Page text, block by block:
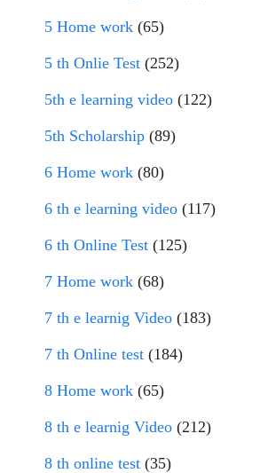
5 Home work (65)
5 th Onlie Test (252)
5th e learning video (122)
5th Scholarship (89)
6 Home work (80)
6 th e learning video (117)
6 th Online Test (125)
7 Home work (68)
7 th e learnig Video (183)
7 th Online test (184)
8 Home work (65)
8 th e learnig Video (212)
8 th online test (35)